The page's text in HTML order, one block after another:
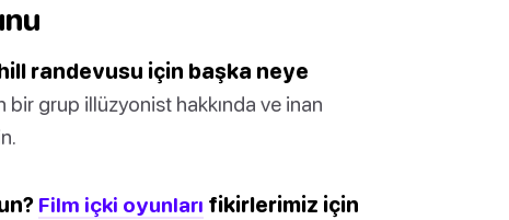
randevusu için başka neye
grup illüzyonist hakkında ve inan
Film içki oyunları fikirlerimiz için